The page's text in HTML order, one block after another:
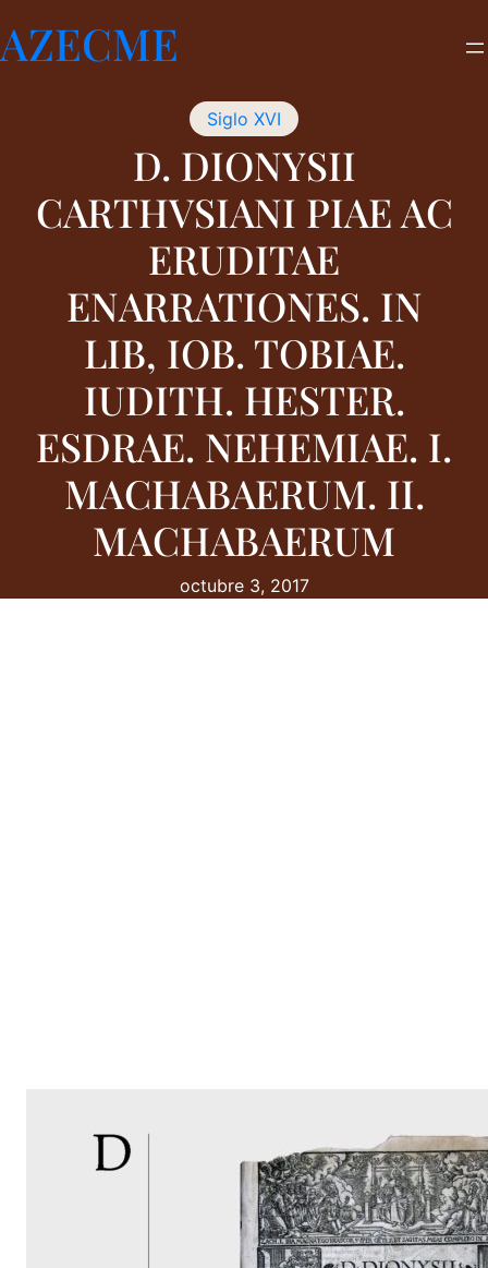
al
contenido
AZECME
Siglo XVI
D. DIONYSII
CARTHVSIANI PIAE AC
ERUDITAE
ENARRATIONES. IN
LIB, IOB. TOBIAE.
IUDITH. HESTER.
ESDRAE. NEHEMIAE. I.
MACHABAERUM. II.
MACHABAERUM
octubre 3, 2017